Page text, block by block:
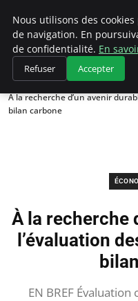
Accueil
Économie circulaire
À la recherche d’un avenir
bilan carbone
À la recherche
l’évaluation
EN BREF
Nous utilisons des
de navigation. En
de confidentialité. En
Refuser Accepter